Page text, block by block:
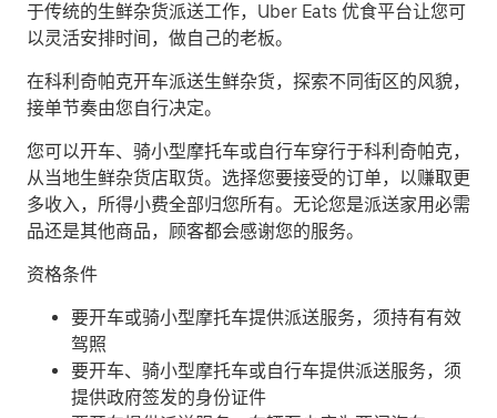
于传统的生鲜杂货派送工作，Uber Eats 优食平台让您可
以灵活安排时间，做自己的老板。
在科利奇帕克开车派送生鲜杂货，探索不同街区的风貌，
接单节奏由您自行决定。
您可以开车、骑小型摩托车或自行车穿行于科利奇帕克，
从当地生鲜杂货店取货。选择您要接受的订单，以赚取更
多收入，所得小费全部归您所有。无论您是派送家用必需
品还是其他商品，顾客都会感谢您的服务。
资格条件
要开车或骑小型摩托车提供派送服务，须持有有效
驾照
要开车、骑小型摩托车或自行车提供派送服务，须
提供政府签发的身份证件